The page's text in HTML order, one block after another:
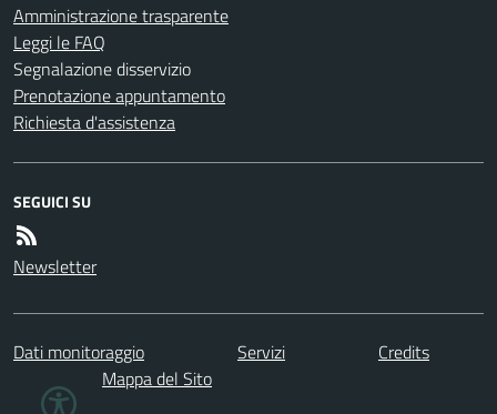
Amministrazione trasparente
Leggi le FAQ
Segnalazione disservizio
Prenotazione appuntamento
Richiesta d'assistenza
SEGUICI SU
Newsletter
Dati monitoraggio Servizi
Credits
Mappa del Sito